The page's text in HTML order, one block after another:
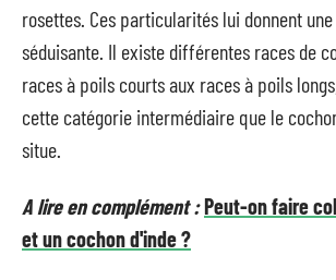
rosettes. Ces particularités lui donnent
séduisante. Il existe différentes races de
races à poils courts aux races à poils
cette catégorie intermédiaire que le
situe.
A lire en complément :Peut-on faire
et un cochon d'inde ?